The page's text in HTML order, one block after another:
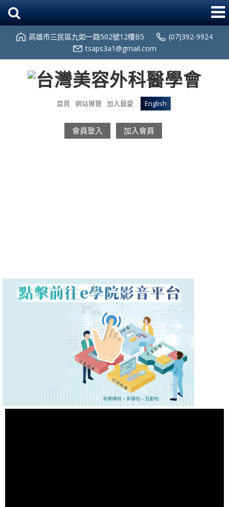
高雄市三民區九如一路502號12樓B5
(07)392-9924
tsaps3a1@gmail.com
首頁 網站導覽 加入最愛 English
會員登入 加入會員